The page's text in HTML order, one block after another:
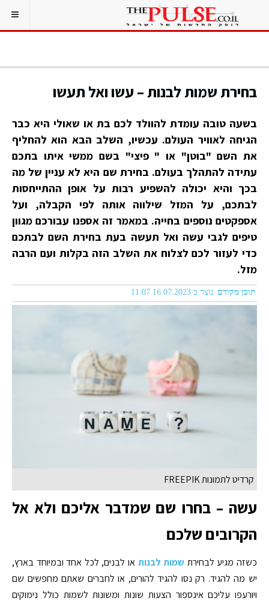
בחירת שמות לבנות – עשו ואל תעשו
בשעה טובה עומדת להוולד לכם בת או שאולי היא כבר
הגיחה לאוויר העולם. עכשיו, השלב הבא הוא להחליף
את השם "בוטן" או " פיצי" בשם ממשי איתו בתכם
עתידה להתהלך בעולם. בחירת שם היא לא עניין של מה
בכך והיא יכולה להשפיע רבות על אופן ההתייחסות
לבתכם, על המזל שילווה אותה לפי הקבלה, ועל
אספקטים נוספים בחייה. במאמר זה אספנו עבורכם מגוון
טיפים לגבי עשה ואל תעשה בעת בחירת השם לבתכם
כדי לעזור לכם לצלוח את השלב הזה בקלות ועם הרבה
מזל.
תוכן מקודם נוצר ב 16.07.2023 11:07
קרדיט לתמונות FREEPIK
עשה – בחרו שם שמדבר אליכם ולא אל
הקרובים שלכם
כשזה מגיע לבחירת שמות לבנות או לבנים, לכל אחד ובמיוחד בארץ,
יש מה להגיד. רק נסו להגיד להורים, או לחברים שאתם מחפשים שם
ויורעפו עליכם אינספור הצעות שונות ומשונות לשמות כולל נימוקים